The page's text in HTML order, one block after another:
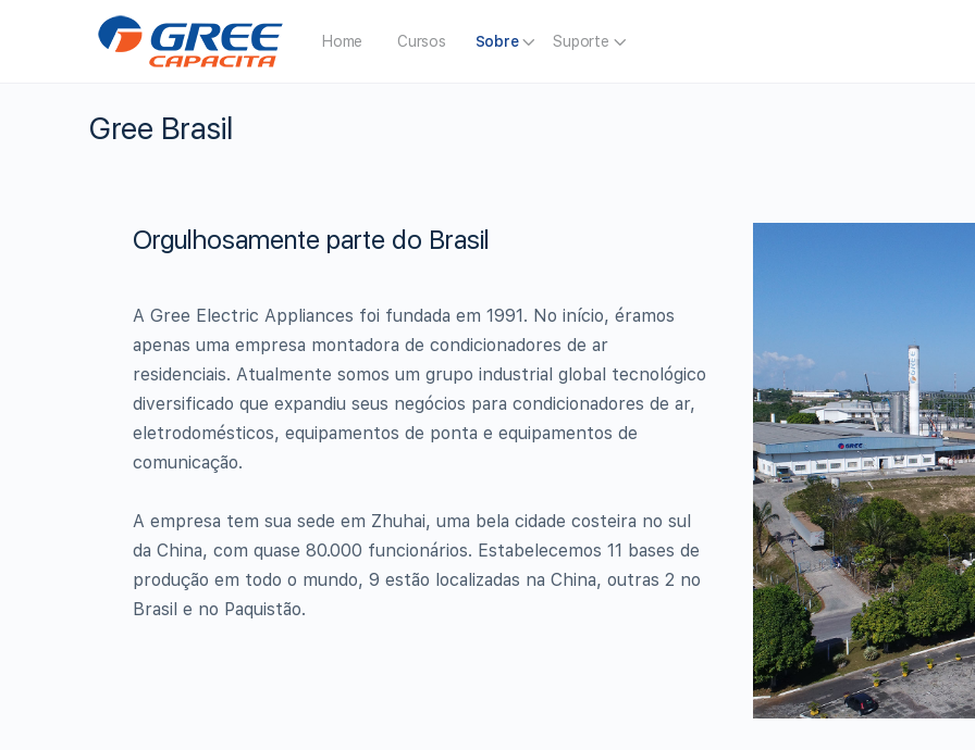
Home Cursos Sobre Suporte
Gree Brasil
Orgulhosamente parte do Brasil
A Gree Electric Appliances foi fundada em 1991. No início, éramos
apenas uma empresa montadora de condicionadores de ar
residenciais. Atualmente somos um grupo industrial global tecnológico
diversificado que expandiu seus negócios para condicionadores de ar,
eletrodomésticos, equipamentos de ponta e equipamentos de
comunicação.
A empresa tem sua sede em Zhuhai, uma bela cidade costeira no sul
da China, com quase 80.000 funcionários. Estabelecemos 11 bases de
produção em todo o mundo, 9 estão localizadas na China, outras 2 no
Brasil e no Paquistão.